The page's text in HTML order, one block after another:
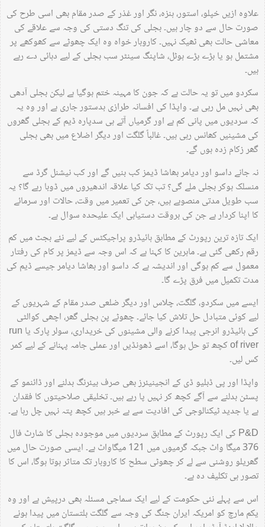
علاوہ ازیں خپلو، استور، ہنزہ، نگر اور غذر کے صدر مقام بھی اسی طرح کی
صورت حال سے دو چار ہیں۔ بجلی کی تنگ دستی کی وجہ سے علاقے کی
معاشی حالت بھی ٹھیک نہیں۔ کاروبار خواہ وہ ایک چھوٹے سے کھوکھے پر
مشتمل ہو یا بڑے بڑے ہوٹل، شاپنگ سینٹر سب بجلی کے لیے دہائی دے رہے
ہیں۔
سکردو میں تو یہ حالت ہے کہ جون کا مہینہ ختم ہوگیا ہے لیکن بجلی آدھی
بھی نہیں مل رہی ہے۔ واپڈا کی افسانہ طرازی بدستور جاری ہے اور وہ یہ
کہ سردیوں میں پانی کم ہے اور گرمیاں آتے ہی سدپارہ ڈیم کے بجلی گھروں
کی مشینیں کھانس رہی ہیں۔ غالباً گلگت اور دیگر اضلاع میں بھی بجلی
گھر زکام زدہ ہوں گے۔
نہ جانے داسو اور دیامر بھاشا ڈیمز کب بنیں گے اور کب نیشنل گرڈ سے
منسلک ہوکر بجلی ملے گی؟ تب تک کیا علاقہ اندھیروں میں ڈوبا رہے گا؟ یہ
سب طویل مدتی منصوبے ہیں، جن کی تعمیر میں وقت، حالات اور سرمائے
کا اپنا کردار ہے جن کی بروقت دستیابی ایک علیحدہ سوال ہے۔
ایک تازہ ترین رپورٹ کے مطابق ہائیڈرو پراجیکٹس کے لیے نئے بجٹ میں کم
رقم رکھی گئی ہے۔ ماہرین کا کہنا ہے کہ اس وجہ سے ڈیمز پر کام کی رفتار
معمول سے کم ہوگی اور اندیشہ ہے کہ داسو اور بھاشا دیامر جیسے ڈیم کی
مدت تکمیل میں فرق پڑے گا۔
ایسے میں سکردو، گلگت، چلاس اور دیگر ضلعی صدر مقام کے شہریوں کے
لیے کوئی متبادل حل تلاش کیا جائے۔ چھوٹے پن بجلی گھر، اچھی کوالٹی
کی ہائیڈرو انرجی پیدا کرنے والی مشینوں کی خریداری، سولر پارک یا run
of river کچھ تو حل ہوگا، اسے ڈھونڈیں اور عملی جامہ پہنانے کے لیے کمر
کس لیں۔
واپڈا اور پی ڈبلیو ڈی کے انجینیئرز بھی صرف بیئرنگ بدلنے اور ڈائنمو کے
پسٹن بدلنے سے آگے کچھ کر نہیں پا رہے ہیں۔ تخلیقی صلاحیتوں کا فقدان
ہے یا جدید ٹیکنالوجی کی افادیت سے بے خبر ہیں کچھ پتہ نہیں چل رہا ہے۔
P&D کی ایک رپورٹ کے مطابق سردیوں میں موجودہ بجلی کا شارٹ فال
376 میگا واٹ جبکہ گرمیوں میں 121 میگاواٹ ہے۔ ایسی صورت حال میں
گھریلو روشنی سے لے کر چھوٹی سطح کا کاروبار تک متاثر ہوتا ہوگا، اس کا
تصور ہی تکلیف دہ ہے۔
اس سے پہلے نئی حکومت کے لیے ایک سماجی مسئلہ بھی درپیش ہے اور وہ
یکم مارچ کو امریکہ ایران جنگ کی وجہ سے گلگت بلتستان میں پیدا ہونے